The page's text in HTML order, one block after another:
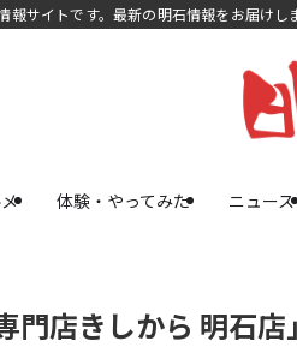
サイトです。最新の明石情報をお届けし
体験・やってみた ニュース
門店きしから 明石店